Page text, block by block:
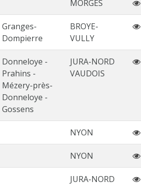
MORGES
Granges-
Dompierre
BROYE-
VULLY
Donneloye -
Prahins -
Mézery-près-
Donneloye -
Gossens
JURA-NORD
VAUDOIS
NYON
NYON
JURA-NORD